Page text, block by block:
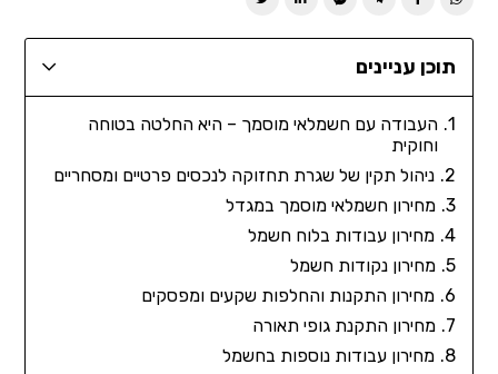
תוכן עניינים
העבודה עם חשמלאי מוסמך – היא החלטה בטוחה
וחוקית
ניהול תקין של שגרת תחזוקה לנכסים פרטיים ומסחריים
מחירון חשמלאי מוסמך במגדל
מחירון עבודות בלוח חשמל
מחירון נקודות חשמל
מחירון התקנות והחלפות שקעים ומפסקים
מחירון התקנת גופי תאורה
מחירון עבודות נוספות בחשמל